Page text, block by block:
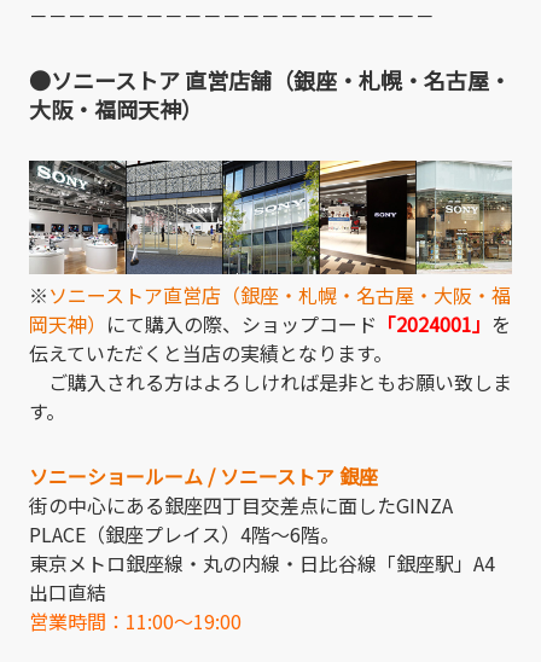
－－－－－－－－－－－－－－－－－－－－－
●ソニーストア 直営店舗（銀座・札幌・名古屋・
大阪・福岡天神）
※ソニーストア直営店（銀座・札幌・名古屋・大阪・福
岡天神） にて購入の際、ショップコード 「2024001」 を
伝えていただくと当店の実績となります。
ご購入される方はよろしければ是非ともお願い致しま
す。
ソニーショールーム / ソニーストア 銀座
街の中心にある銀座四丁目交差点に面したGINZA
PLACE（銀座プレイス）4階～6階。
東京メトロ銀座線・丸の内線・日比谷線「銀座駅」A4
出口直結
営業時間：11:00～19:00